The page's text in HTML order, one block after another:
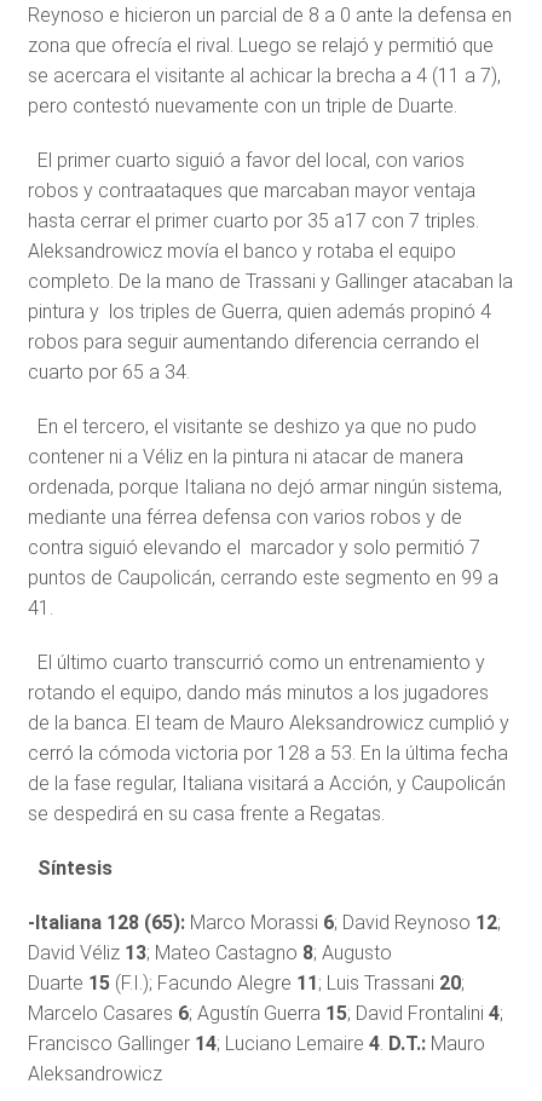
Reynoso e hicieron un parcial de 8 a 0 ante la defensa en
zona que ofrecía el rival. Luego se relajó y permitió que
se acercara el visitante al achicar la brecha a 4 (11 a 7),
pero contestó nuevamente con un triple de Duarte.
El primer cuarto siguió a favor del local, con varios
robos y contraataques que marcaban mayor ventaja
hasta cerrar el primer cuarto por 35 a17 con 7 triples.
Aleksandrowicz movía el banco y rotaba el equipo
completo. De la mano de Trassani y Gallinger atacaban la
pintura y los triples de Guerra, quien además propinó 4
robos para seguir aumentando diferencia cerrando el
cuarto por 65 a 34.
En el tercero, el visitante se deshizo ya que no pudo
contener ni a Véliz en la pintura ni atacar de manera
ordenada, porque Italiana no dejó armar ningún sistema,
mediante una férrea defensa con varios robos y de
contra siguió elevando el marcador y solo permitió 7
puntos de Caupolicán, cerrando este segmento en 99 a
41.
El último cuarto transcurrió como un entrenamiento y
rotando el equipo, dando más minutos a los jugadores
de la banca. El team de Mauro Aleksandrowicz cumplió y
cerró la cómoda victoria por 128 a 53. En la última fecha
de la fase regular, Italiana visitará a Acción, y Caupolicán
se despedirá en su casa frente a Regatas.
Síntesis
-Italiana 128 (65):Marco Morassi 6; David Reynoso 12;
David Véliz 13; Mateo Castagno 8; Augusto
Duarte 15(F.I.); Facundo Alegre 11 ; Luis Trassani 20;
Marcelo Casares 6; Agustín Guerra 15; David Frontalini 4;
Francisco Gallinger 14; Luciano Lemaire 4. D.T.:Mauro
Aleksandrowicz